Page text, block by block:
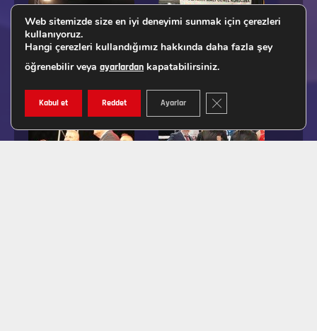
Web sitemizde size en iyi deneyimi sunmak için çerezleri
kullanıyoruz.
Hangi çerezleri kullandığımız hakkında daha fazla şey
öğrenebilir veya ayarlardan kapatabilirsiniz.
Kabul et Reddet Ayarlar GDPR ÇEREZ ŞERIDINI